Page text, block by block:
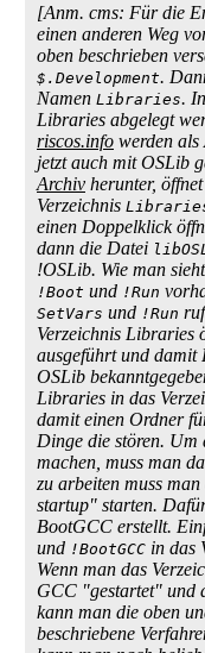
[Anm. cms: Für die
einen anderen Weg
oben beschrieben
$.Development.
Namen Libraries.
Libraries abgelegt
riscos.info werden als
jetzt auch mit OSLib
Archiv herunter,
Verzeichnis
einen Doppelklick
dann die Datei
!OSLib. Wie man
!Boot und !Run
SetVars und !Run
Verzeichnis Libraries
ausgeführt und
OSLib
Libraries in das
damit einen Ordner
Dinge die stören. Um
machen, muss man
zu arbeiten muss
startup" starten.
BootGCC erstellt.
und !BootGCC in das
Wenn man das
GCC "gestartet" und
kann man die oben
beschriebene